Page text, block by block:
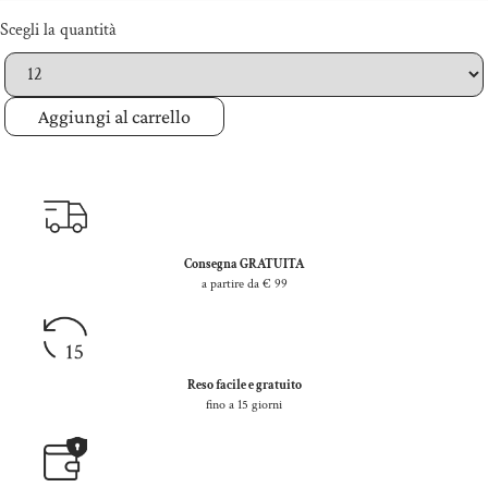
Scegli la quantità
Quantità
Aggiungi al carrello
Consegna GRATUITA
a partire da € 99
Reso facile e gratuito
fino a 15 giorni